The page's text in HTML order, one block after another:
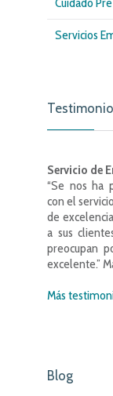
Servicios
Servicio de
“Se nos ha
con el
de
a sus
preocupan
excelente.”
Más
Blog